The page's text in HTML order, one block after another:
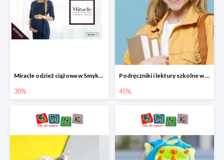
Miracle odzież ciążowa w Smyku co -30%
30%
Podręczniki i lektury szkolne w Smyku do -45%
45%